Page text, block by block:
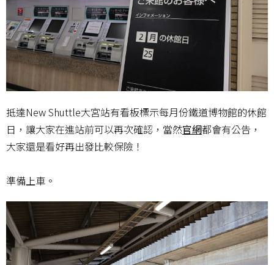
抵達New Shuttle大宮站有看板標示每月份鐵道博物館的休館
日，讓大家在進站前可以再次確認，當然官網都會有公告，
大家還是看好再出發比較保險！
準備上車。